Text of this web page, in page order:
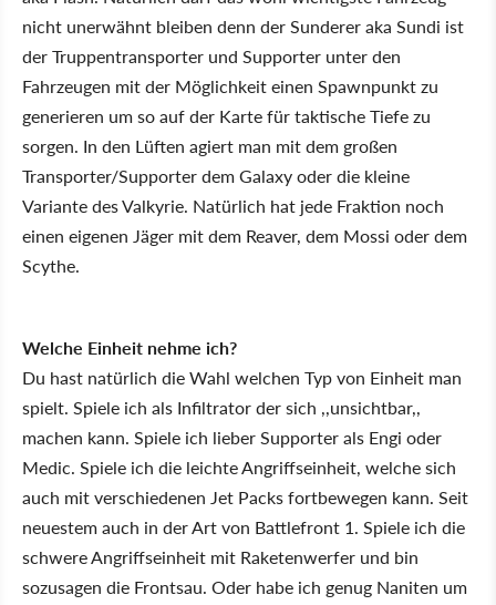
nicht unerwähnt bleiben denn der Sunderer aka Sundi ist
der Truppentransporter und Supporter unter den
Fahrzeugen mit der Möglichkeit einen Spawnpunkt zu
generieren um so auf der Karte für taktische Tiefe zu
sorgen. In den Lüften agiert man mit dem großen
Transporter/Supporter dem Galaxy oder die kleine
Variante des Valkyrie. Natürlich hat jede Fraktion noch
einen eigenen Jäger mit dem Reaver, dem Mossi oder dem
Scythe.
Welche Einheit nehme ich?
Du hast natürlich die Wahl welchen Typ von Einheit man
spielt. Spiele ich als Infiltrator der sich ,,unsichtbar,,
machen kann. Spiele ich lieber Supporter als Engi oder
Medic. Spiele ich die leichte Angriffseinheit, welche sich
auch mit verschiedenen Jet Packs fortbewegen kann. Seit
neuestem auch in der Art von Battlefront 1. Spiele ich die
schwere Angriffseinheit mit Raketenwerfer und bin
sozusagen die Frontsau. Oder habe ich genug Naniten um